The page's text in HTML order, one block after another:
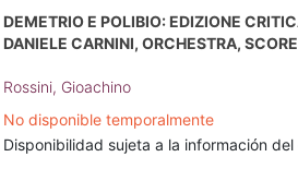
DEMETRIO E POLIBIO: EDIZIONE
DANIELE CARNINI, ORCHESTRA, SCORE
Rossini, Gioachino
No disponible temporalmente
Disponibilidad sujeta a la información